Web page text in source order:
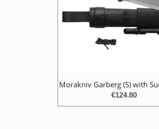
Morakniv Garberg (S) with
€124.80